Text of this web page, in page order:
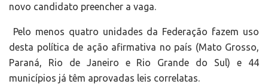
novo candidato preencher a vaga.
Pelo menos quatro unidades da Federação fazem uso
desta política de ação afirmativa no país (Mato Grosso,
Paraná, Rio de Janeiro e Rio Grande do Sul) e 44
municípios já têm aprovadas leis correlatas.